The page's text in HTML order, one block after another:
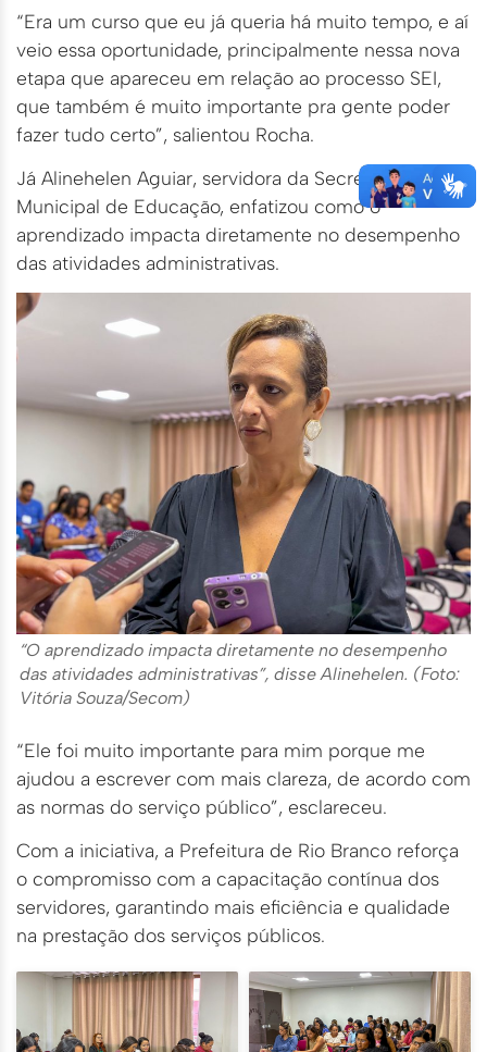
“Era um curso que eu já queria há muito tempo, e aí
veio essa oportunidade, principalmente nessa nova
etapa que apareceu em relação ao processo SEI,
que também é muito importante pra gente poder
fazer tudo certo”, salientou Rocha.
Já Alinehelen Aguiar, servidora da Secretaria
Municipal de Educação, enfatizou como o
aprendizado impacta diretamente no desempenho
das atividades administrativas.
“O aprendizado impacta diretamente no desempenho
das atividades administrativas”, disse Alinehelen. (Foto:
Vitória Souza/Secom)
“Ele foi muito importante para mim porque me
ajudou a escrever com mais clareza, de acordo com
as normas do serviço público”, esclareceu.
Com a iniciativa, a Prefeitura de Rio Branco reforça
o compromisso com a capacitação contínua dos
servidores, garantindo mais eficiência e qualidade
na prestação dos serviços públicos.